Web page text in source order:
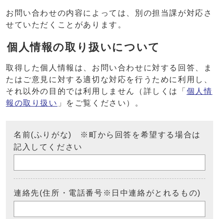
お問い合わせの内容によっては、別の担当課が対応さ
せていただくことがあります。
個人情報の取り扱いについて
取得した個人情報は、お問い合わせに対する回答、ま
たはご意見に対する適切な対応を行うために利用し、
それ以外の目的では利用しません（詳しくは「 個人情
報の取り扱い 」をご覧ください）。
名前(ふりがな) ※町から回答を希望する場合は
記入してください
連絡先(住所・電話番号※日中連絡がとれるもの)